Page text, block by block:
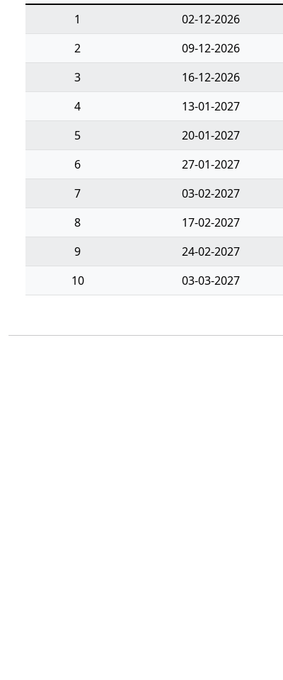
1
02-12-2026
2
09-12-2026
3
16-12-2026
4
13-01-2027
5
20-01-2027
6
27-01-2027
7
03-02-2027
8
17-02-2027
9
24-02-2027
10
03-03-2027